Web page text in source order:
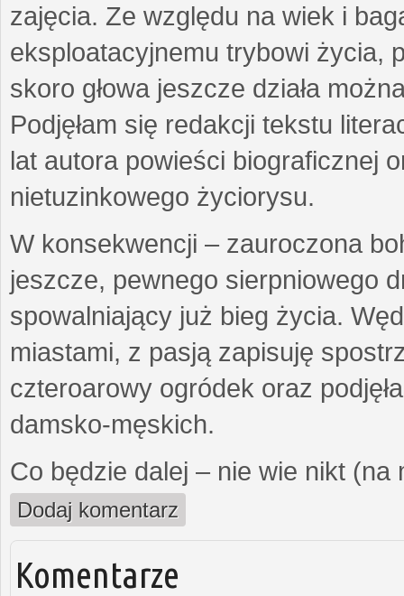
zajęcia. Ze względu na wiek i
eksploatacyjnemu trybowi życia,
skoro głowa jeszcze działa
Podjęłam się redakcji tekstu
lat autora powieści biograficznej
nietuzinkowego życiorysu.
W konsekwencji – zauroczona
jeszcze, pewnego sierpniowego
spowalniający już bieg życia.
miastami, z pasją zapisuję
czteroarowy ogródek oraz
damsko-męskich.
Co będzie dalej – nie wie nikt
Dodaj komentarz
Komentarze